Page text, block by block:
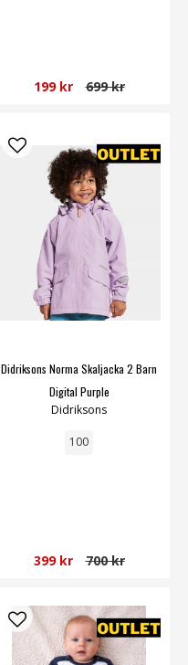
199 kr 699 kr
Didriksons Norma Skaljacka 2 Barn
Digital Purple
Didriksons
100
399 kr 700 kr